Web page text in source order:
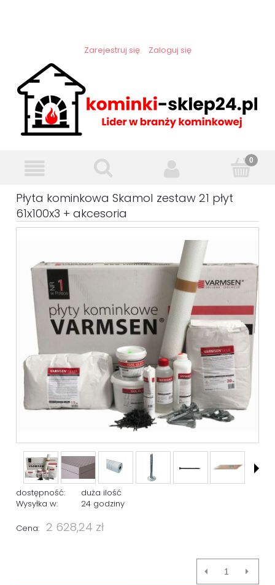
Zarejestruj się Zaloguj się
Płyta kominkowa Skamol zestaw 21 płyt
61x100x3 + akcesoria
dostępność:
duża ilość
Wysyłka w:
24 godziny
Cena: 2 628,24 zł